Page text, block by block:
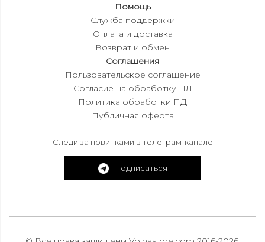
Помощь
Служба поддержки
Оплата и доставка
Возврат и обмен
Соглашения
Пользовательское соглашение
Согласие на обработку ПД
Политика обработки ПД
Публичная оферта
Следи за новинками в телеграм-канале
Подписаться